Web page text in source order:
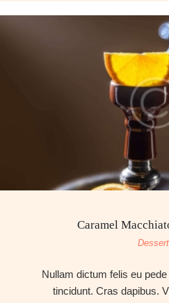
Caramel
Nullam dictum felis eu
tincidunt. Cras dapibus.